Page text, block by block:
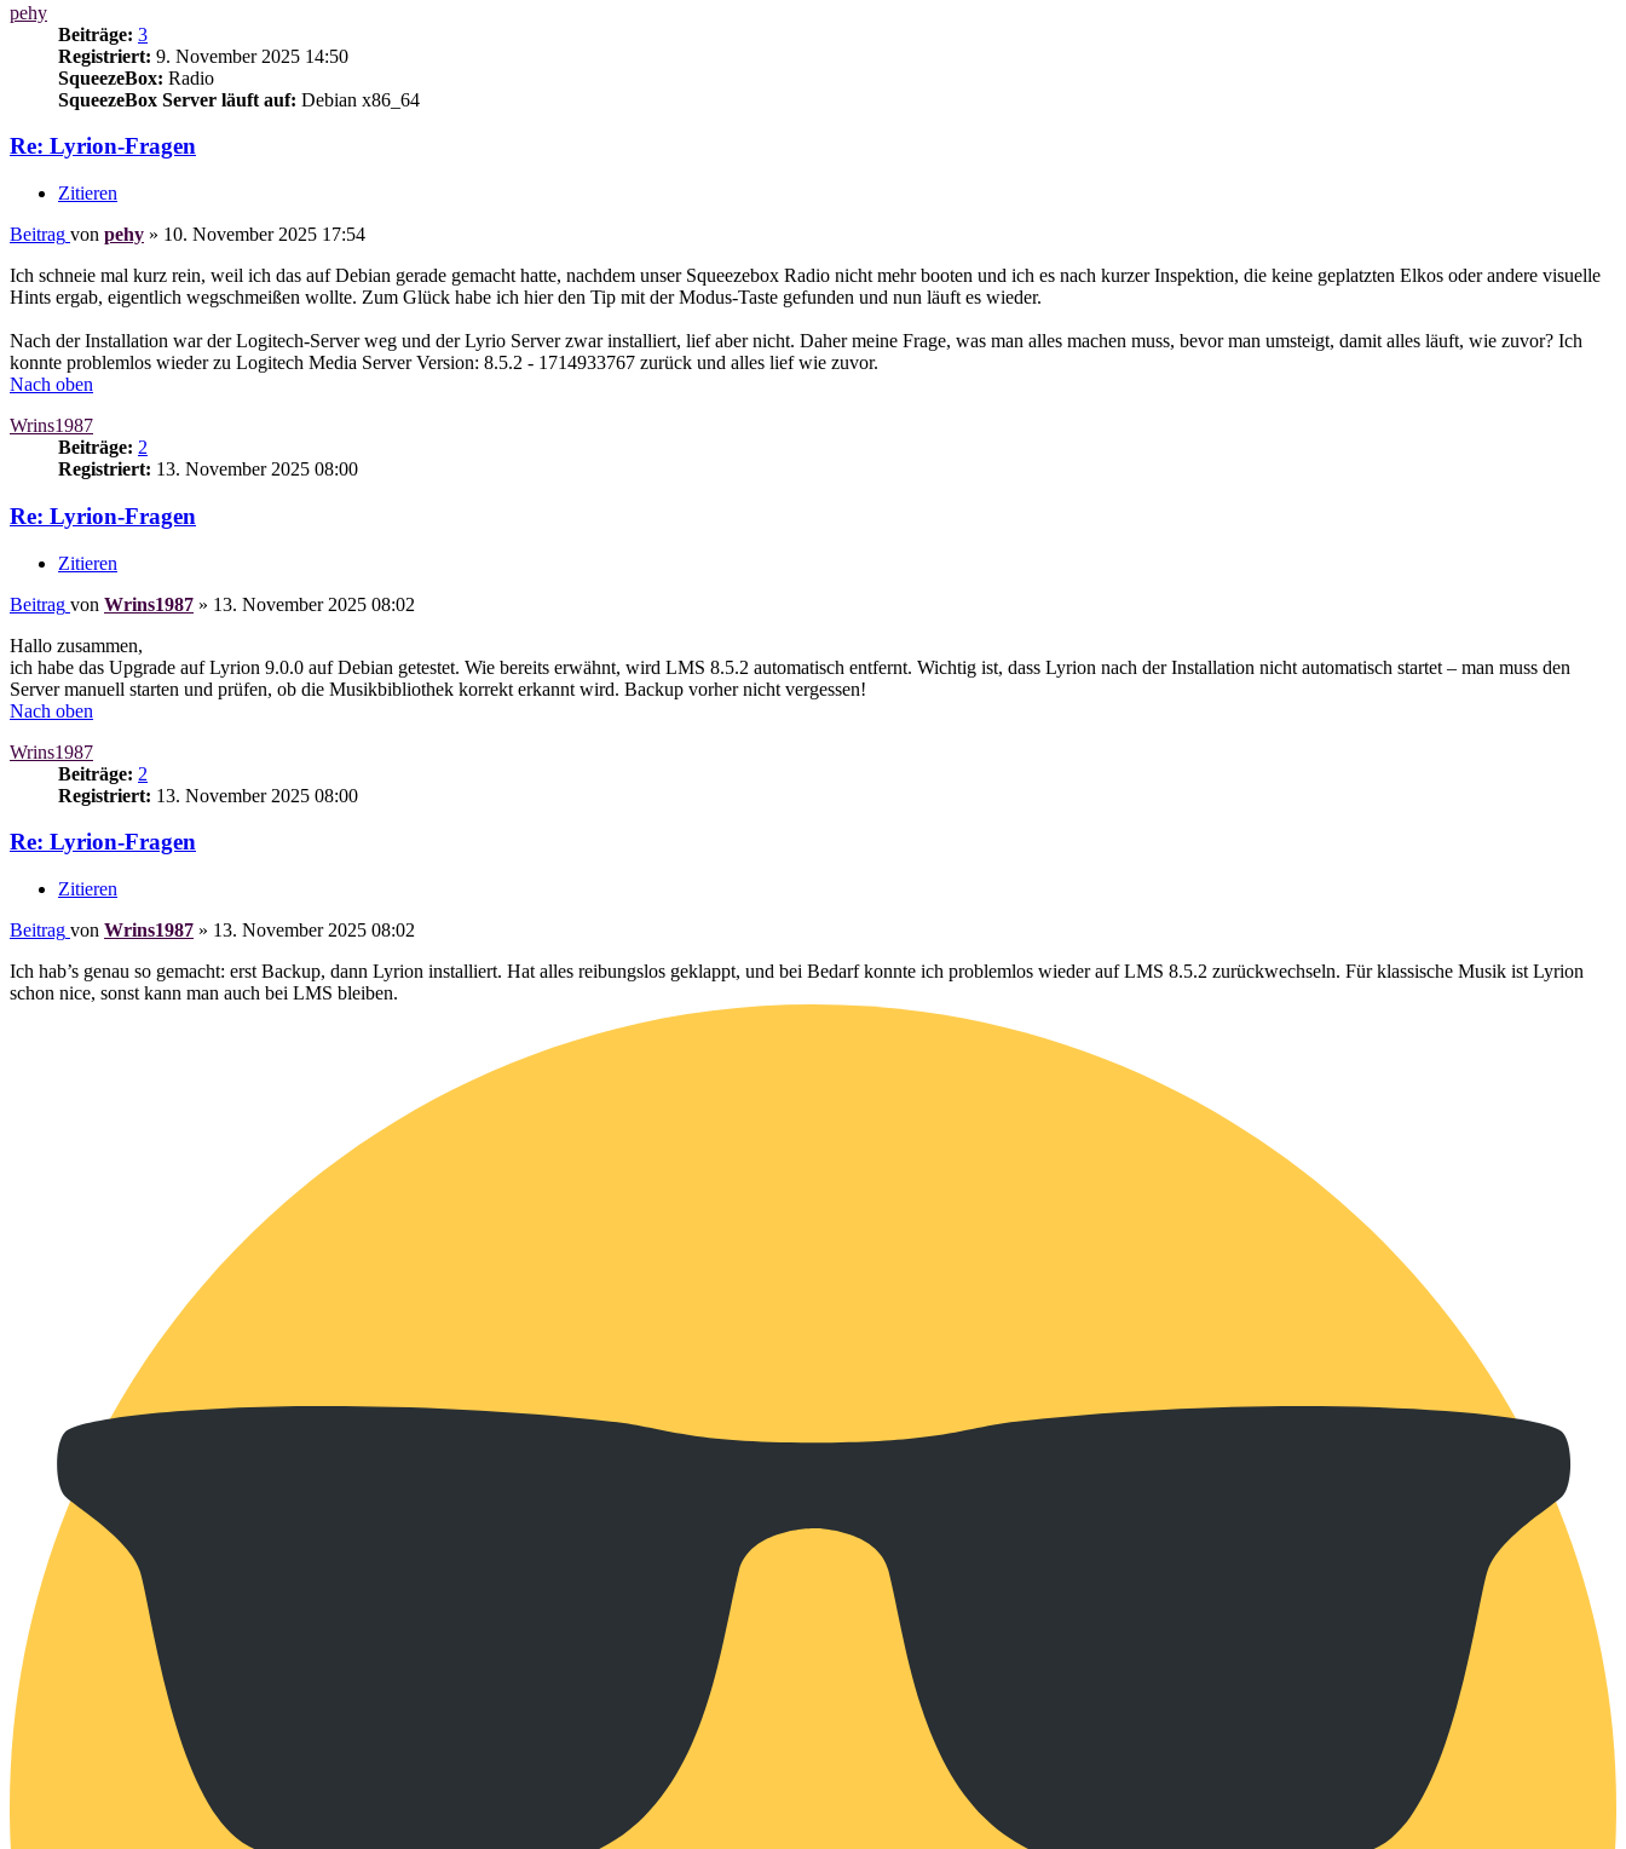
pehy
Beiträge: 3
Registriert: 9. November 2025 14:50
SqueezeBox: Radio
SqueezeBox Server läuft auf: Debian x86_64
Re: Lyrion-Fragen
Zitieren
Beitrag von pehy » 10. November 2025 17:54
Ich schneie mal kurz rein, weil ich das auf Debian gerade gemacht hatte, nachdem unser Squeezebox Radio nicht mehr booten und ich es nach kurzer Inspektion, die keine geplatzten Elkos oder andere visuelle
Hints ergab, eigentlich wegschmeißen wollte. Zum Glück habe ich hier den Tip mit der Modus-Taste gefunden und nun läuft es wieder.
Nach der Installation war der Logitech-Server weg und der Lyrio Server zwar installiert, lief aber nicht. Daher meine Frage, was man alles machen muss, bevor man umsteigt, damit alles läuft, wie zuvor? Ich
konnte problemlos wieder zu Logitech Media Server Version: 8.5.2 - 1714933767 zurück und alles lief wie zuvor.
Nach oben
Wrins1987
Beiträge: 2
Registriert: 13. November 2025 08:00
Re: Lyrion-Fragen
Zitieren
Beitrag von Wrins1987 » 13. November 2025 08:02
Hallo zusammen,
ich habe das Upgrade auf Lyrion 9.0.0 auf Debian getestet. Wie bereits erwähnt, wird LMS 8.5.2 automatisch entfernt. Wichtig ist, dass Lyrion nach der Installation nicht automatisch startet – man muss den
Server manuell starten und prüfen, ob die Musikbibliothek korrekt erkannt wird. Backup vorher nicht vergessen!
Nach oben
Wrins1987
Beiträge: 2
Registriert: 13. November 2025 08:00
Re: Lyrion-Fragen
Zitieren
Beitrag von Wrins1987 » 13. November 2025 08:02
Ich hab’s genau so gemacht: erst Backup, dann Lyrion installiert. Hat alles reibungslos geklappt, und bei Bedarf konnte ich problemlos wieder auf LMS 8.5.2 zurückwechseln. Für klassische Musik ist Lyrion
schon nice, sonst kann man auch bei LMS bleiben.